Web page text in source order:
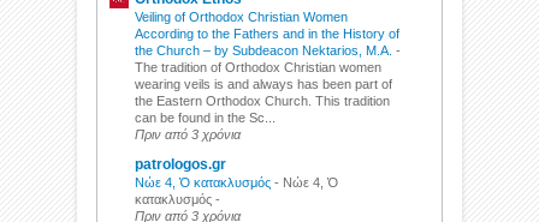
Veiling of Orthodox Christian Women
According to the Fathers and in the History of
the Church – by Subdeacon Nektarios, M.A.-
The tradition of Orthodox Christian women
wearing veils is and always has been part of
the Eastern Orthodox Church. This tradition
can be found in the Sc...
Πριν από 3 χρόνια
patrologos.gr
Νώε 4, Ὁ κατακλυσμός- Νώε 4, Ὁ
κατακλυσμός -
Πριν από 3 χρόνια